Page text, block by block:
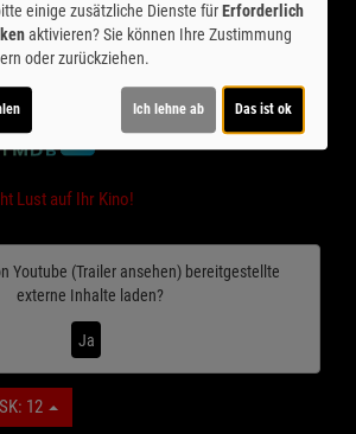
Opetaia Foa‘i, Mark Mancina, Lin-
Schnitt:Melanie Oliver;Genre:
Komödie, Abenteuer
Int´l
Lust auf Ihr Kino!
Youtube (Trailer ansehen) bereitgestellte
externe Inhalte laden?
Ja
12
einige zusätzliche Dienste fürErforderlich
aktivieren? Sie können Ihre Zustimmung
oder zurückziehen.
Ich lehne ab Das ist ok